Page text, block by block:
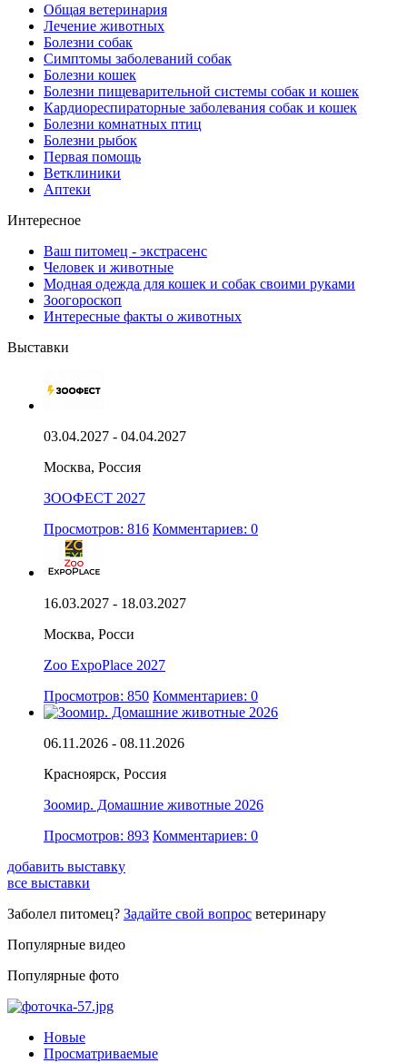
Общая ветеринария
Лечение животных
Болезни собак
Симптомы заболеваний собак
Болезни кошек
Болезни пищеварительной системы собак и кошек
Кардиореспираторные заболевания собак и кошек
Болезни комнатных птиц
Болезни рыбок
Первая помощь
Ветклиники
Аптеки
Интересное
Ваш питомец - экстрасенс
Человек и животные
Модная одежда для кошек и собак своими руками
Зоогороскоп
Интересные факты о животных
Выставки
03.04.2027 - 04.04.2027
Москва, Россия
ЗООФЕСТ 2027
Просмотров: 816 Комментариев: 0
16.03.2027 - 18.03.2027
Москва, Росси
Zoo ExpoPlace 2027
Просмотров: 850 Комментариев: 0
06.11.2026 - 08.11.2026
Красноярск, Россия
Зоомир. Домашние животные 2026
Просмотров: 893 Комментариев: 0
добавить выставку
все выставки
Заболел питомец? Задайте свой вопрос ветеринару
Популярные видео
Популярные фото
Новые
Просматриваемые